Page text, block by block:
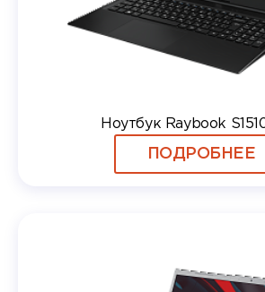
Ноутбук Raybook
ПОДРОБНЕЕ